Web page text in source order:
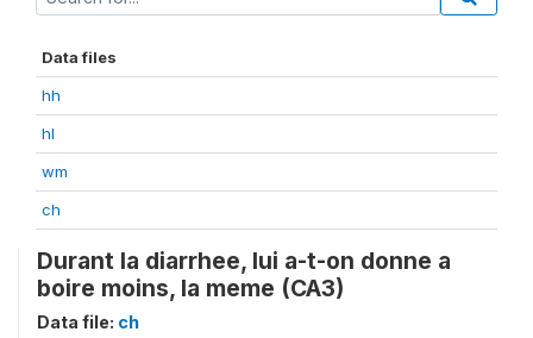
Data files
hh
hl
wm
ch
Durant la diarrhee, lui a-t-on donne a
boire moins, la meme (CA3)
Data file: ch